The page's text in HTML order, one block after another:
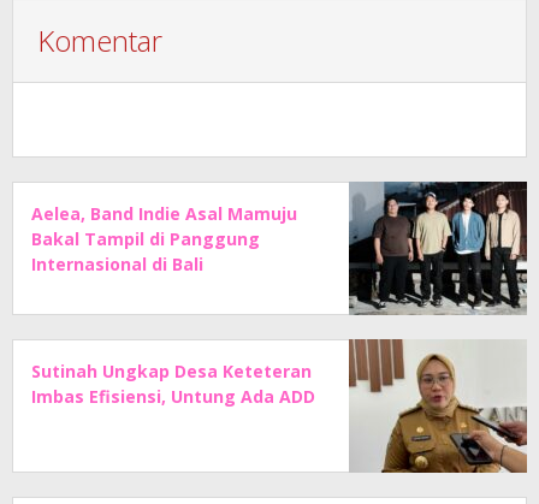
Komentar
Aelea, Band Indie Asal Mamuju
Bakal Tampil di Panggung
Internasional di Bali
Sutinah Ungkap Desa Keteteran
Imbas Efisiensi, Untung Ada ADD